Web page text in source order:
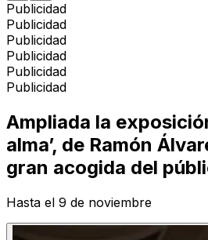
Publicidad
Publicidad
Publicidad
Publicidad
Publicidad
Publicidad
Ampliada la
alma’, de Ramón
gran acogida del
Hasta el 9 de noviembre